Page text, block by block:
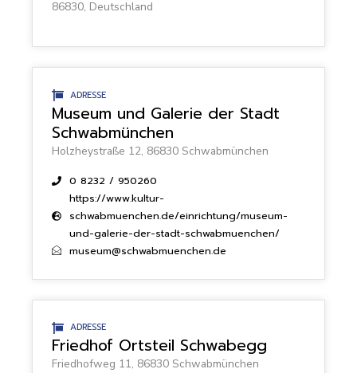
86830, Deutschland
ADRESSE
Museum und Galerie der Stadt
Schwabmünchen
Holzheystraße 12, 86830 Schwabmünchen
0 8232 / 950260
https://www.kultur-
schwabmuenchen.de/einrichtung/museum-
und-galerie-der-stadt-schwabmuenchen/
museum@schwabmuenchen.de
ADRESSE
Friedhof Ortsteil Schwabegg
Friedhofweg 11, 86830 Schwabmünchen